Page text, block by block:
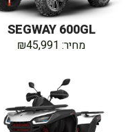
SEGWAY 600GL
מחיר: ₪45,991